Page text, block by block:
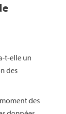
t-elle un
des
des